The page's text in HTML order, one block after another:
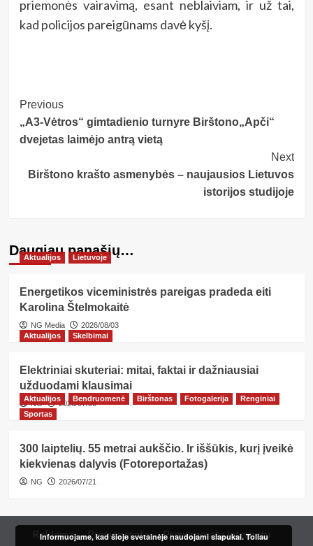
priemonės vairavimą, esant neblaiviam, ir už tai,
kad policijos pareigūnams davė kyšį.
Post
Navigation
Previous
„A3-Vėtros“ gimtadienio turnyre Birštono„Apči“
dvejetas laimėjo antrą vietą
Next
Birštono krašto asmenybės – naujausios Lietuvos
istorijos studijoje
Daugiau panašių…
Aktualijos Lietuvoje
Energetikos viceministrės pareigas pradeda eiti
Karolina Štelmokaitė
NG Media
2026/08/03
Aktualijos
Skelbimai
Elektriniai skuteriai: mitai, faktai ir dažniausiai
užduodami klausimai
NG 2026/07/30
Aktualijos Bendruomenė Birštonas Fotogalerija
Renginiai
Sportas
300 laiptelių. 55 metrai aukščio. Ir iššūkis, kurį įveikė
kiekvienas dalyvis (Fotoreportažas)
NG 2026/07/21
Reklama Prenumerata
Prenumerata internetu
Informuojame, kad šioje svetainėje naudojami slapukai. Toliau